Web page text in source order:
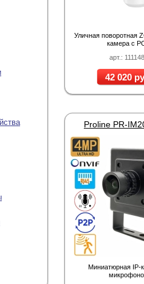
арт.:
Уличная поворотная
камера с
42 020
Proline PR-
Миниатюрная IP-